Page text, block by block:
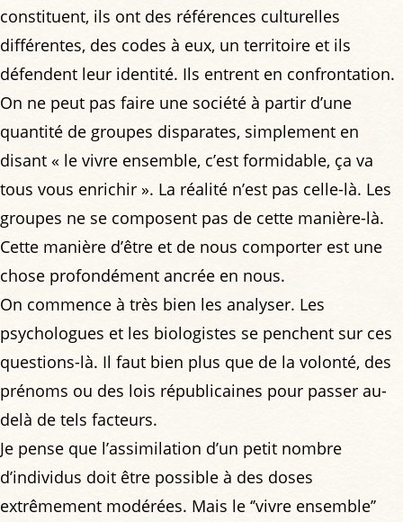
constituent, ils ont des références culturelles
différentes, des codes à eux, un territoire et ils
défendent leur identité. Ils entrent en confrontation.
On ne peut pas faire une société à partir d’une
quantité de groupes disparates, simplement en
disant « le vivre ensemble, c’est formidable, ça va
tous vous enrichir ». La réalité n’est pas celle-là. Les
groupes ne se composent pas de cette manière-là.
Cette manière d’être et de nous comporter est une
chose profondément ancrée en nous.
On commence à très bien les analyser. Les
psychologues et les biologistes se penchent sur ces
questions-là. Il faut bien plus que de la volonté, des
prénoms ou des lois républicaines pour passer au-
delà de tels facteurs.
Je pense que l’assimilation d’un petit nombre
d’individus doit être possible à des doses
extrêmement modérées. Mais le ‘’vivre ensemble’’